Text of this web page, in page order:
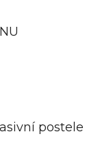
postele